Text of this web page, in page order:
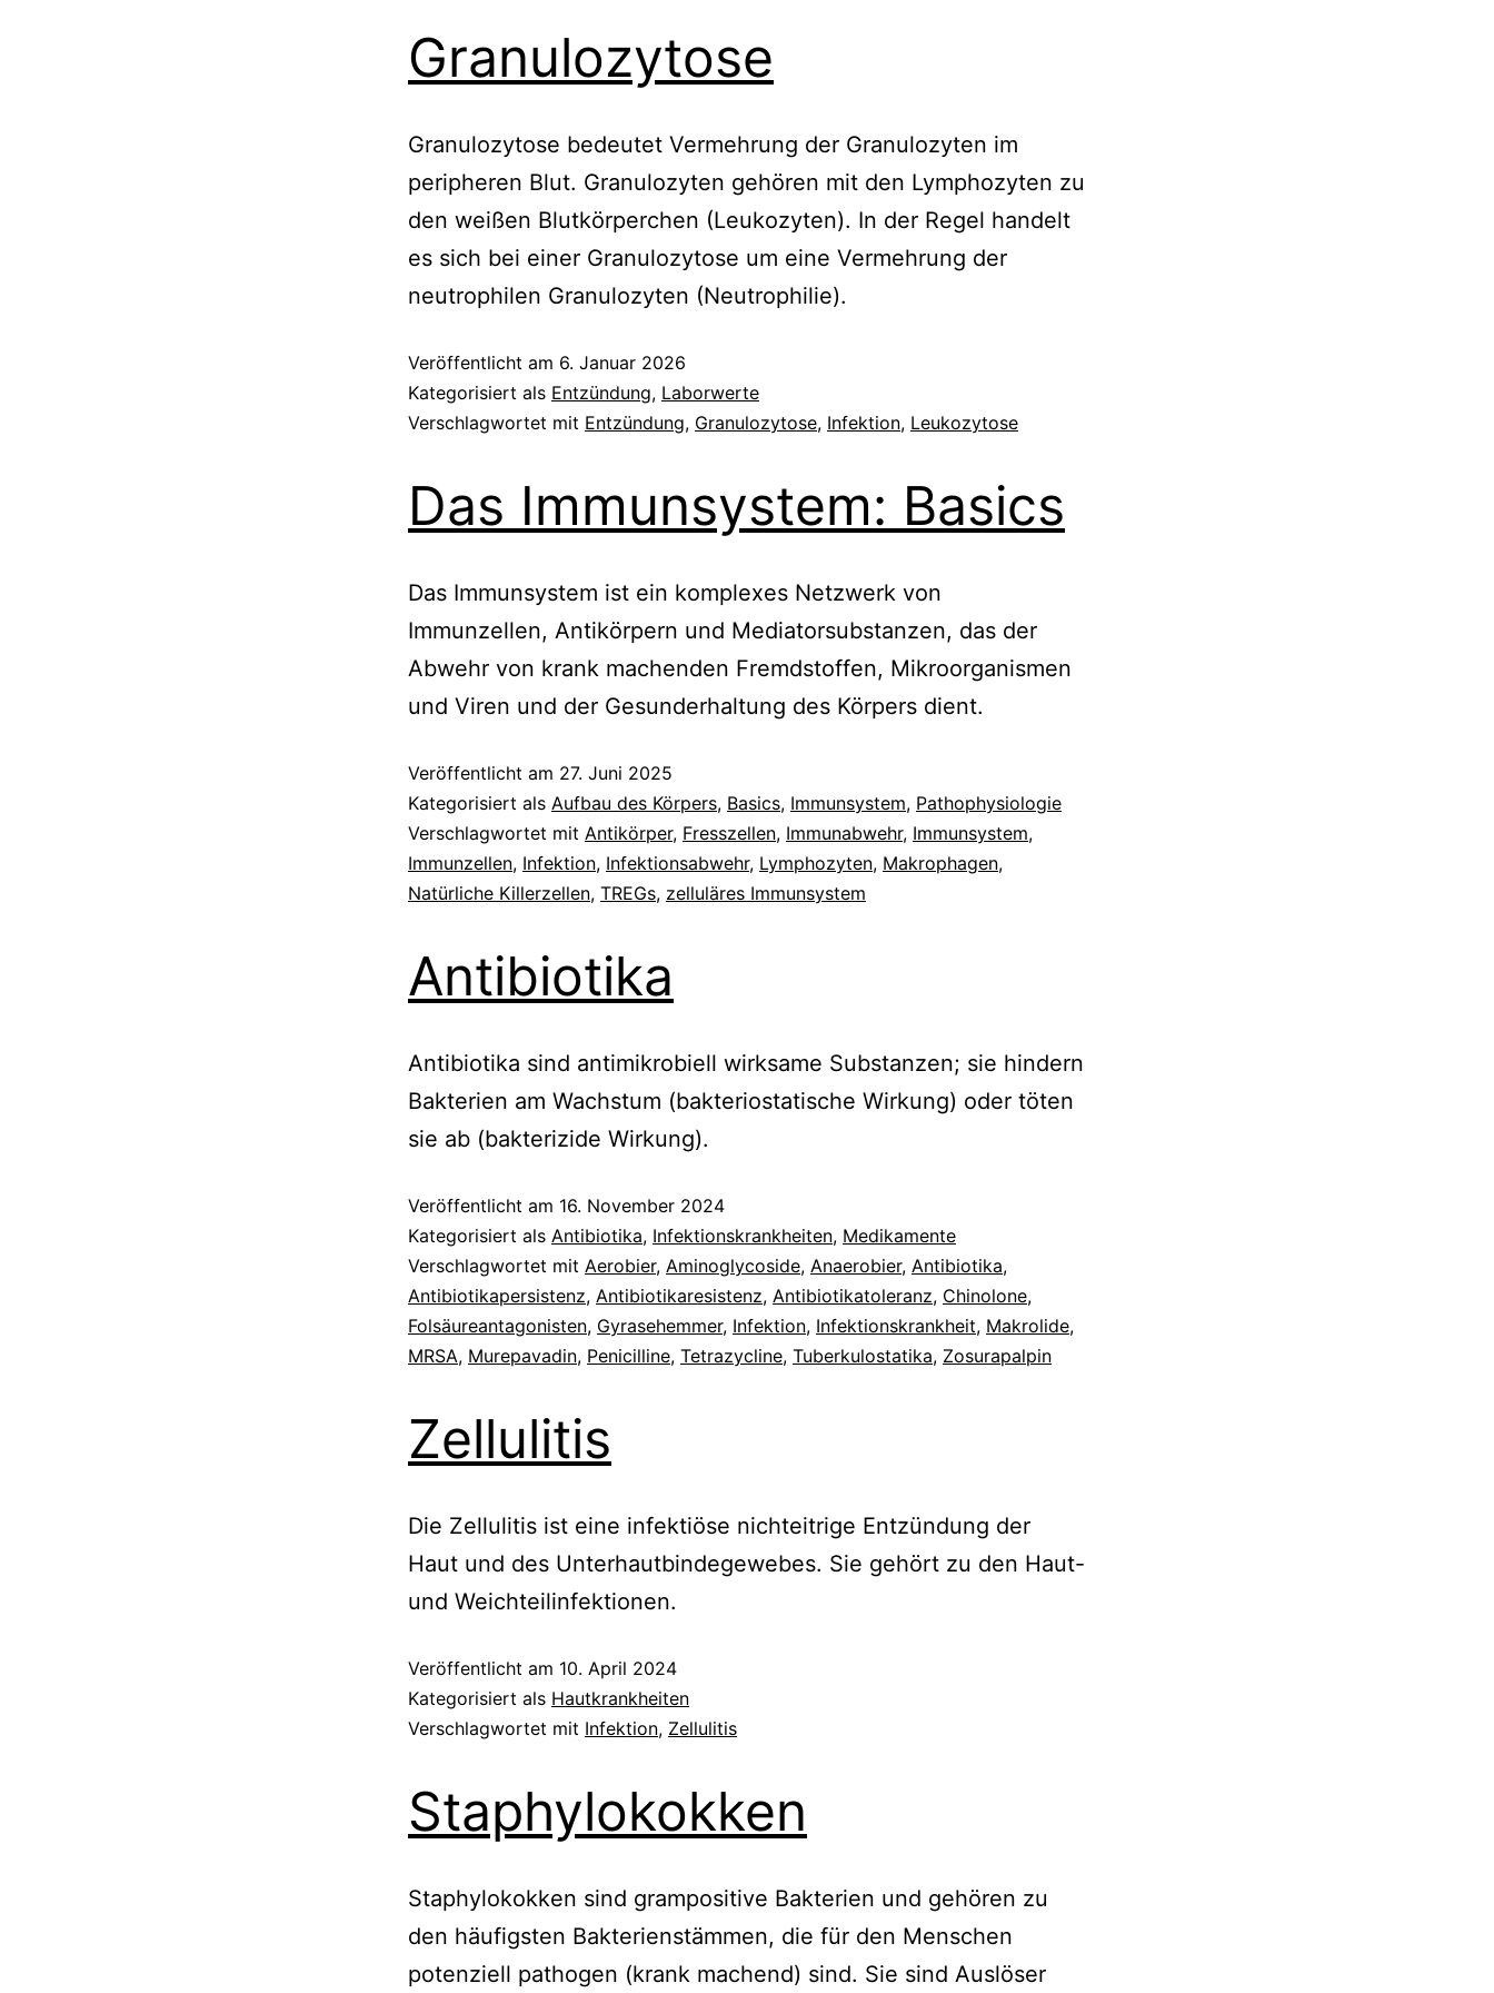
Granulozytose
Granulozytose bedeutet Vermehrung der Granulozyten im
peripheren Blut. Granulozyten gehören mit den Lymphozyten zu
den weißen Blutkörperchen (Leukozyten). In der Regel handelt
es sich bei einer Granulozytose um eine Vermehrung der
neutrophilen Granulozyten (Neutrophilie).
Veröffentlicht am 6. Januar 2026
Kategorisiert als Entzündung, Laborwerte
Verschlagwortet mit Entzündung, Granulozytose, Infektion, Leukozytose
Das Immunsystem: Basics
Das Immunsystem ist ein komplexes Netzwerk von
Immunzellen, Antikörpern und Mediatorsubstanzen, das der
Abwehr von krank machenden Fremdstoffen, Mikroorganismen
und Viren und der Gesunderhaltung des Körpers dient.
Veröffentlicht am 27. Juni 2025
Kategorisiert als Aufbau des Körpers, Basics, Immunsystem, Pathophysiologie
Verschlagwortet mit Antikörper, Fresszellen, Immunabwehr, Immunsystem,
Immunzellen, Infektion, Infektionsabwehr, Lymphozyten, Makrophagen,
Natürliche Killerzellen, TREGs, zelluläres Immunsystem
Antibiotika
Antibiotika sind antimikrobiell wirksame Substanzen; sie hindern
Bakterien am Wachstum (bakteriostatische Wirkung) oder töten
sie ab (bakterizide Wirkung).
Veröffentlicht am 16. November 2024
Kategorisiert als Antibiotika, Infektionskrankheiten, Medikamente
Verschlagwortet mit Aerobier, Aminoglycoside, Anaerobier, Antibiotika,
Antibiotikapersistenz, Antibiotikaresistenz, Antibiotikatoleranz, Chinolone,
Folsäureantagonisten, Gyrasehemmer, Infektion, Infektionskrankheit, Makrolide,
MRSA, Murepavadin, Penicilline, Tetrazycline, Tuberkulostatika, Zosurapalpin
Zellulitis
Die Zellulitis ist eine infektiöse nichteitrige Entzündung der
Haut und des Unterhautbindegewebes. Sie gehört zu den Haut-
und Weichteilinfektionen.
Veröffentlicht am 10. April 2024
Kategorisiert als Hautkrankheiten
Verschlagwortet mit Infektion, Zellulitis
Staphylokokken
Staphylokokken sind grampositive Bakterien und gehören zu
den häufigsten Bakterienstämmen, die für den Menschen
potenziell pathogen (krank machend) sind. Sie sind Auslöser